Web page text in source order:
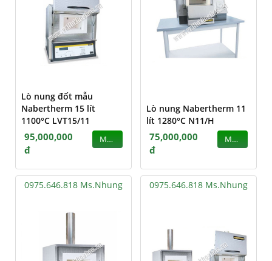
Lò nung đốt mẫu
Nabertherm 15 lít
1100°C LVT15/11
95,000,000
đ
MUA
Lò nung Nabertherm 11
lít 1280°C N11/H
75,000,000
đ
MUA
0975.646.818 Ms.Nhung 0975.646.818 Ms.Nhung